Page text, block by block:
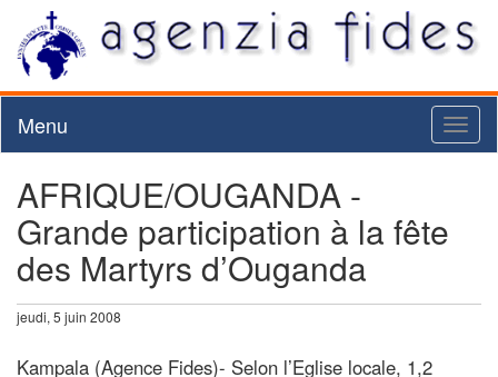
Menu
AFRIQUE/OUGANDA -
Grande participation à la fête
des Martyrs d’Ouganda
jeudi, 5 juin 2008
Kampala (Agence Fides)- Selon l’Eglise locale, 1,2